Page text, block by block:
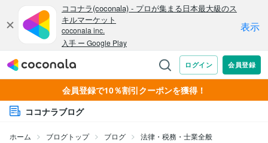
会員登録で10％割引クーポンを獲得！
ココナラブログ
ホーム ブログトップ ブログ 法律・税務・士業全般